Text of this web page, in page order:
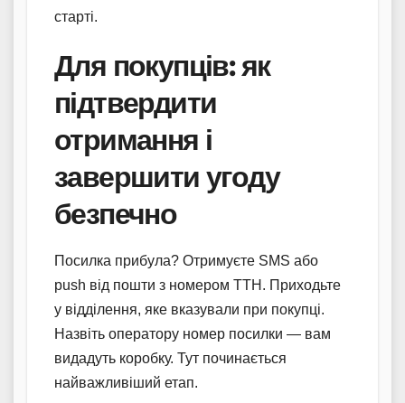
старті.
Для покупців: як
підтвердити
отримання і
завершити угоду
безпечно
Посилка прибула? Отримуєте SMS або
push від пошти з номером ТТН. Приходьте
у відділення, яке вказували при покупці.
Назвіть оператору номер посилки — вам
видадуть коробку. Тут починається
найважливіший етап.